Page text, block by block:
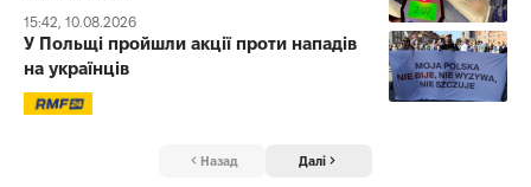
15:42, 10.08.2026
У Польщі пройшли акції проти нападів
на українців
Назад Далі